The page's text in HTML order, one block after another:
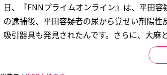
日、『FNNプライムオンライン』は、平田
の逮捕後、平田容疑者の尿から覚せい剤陽
吸引器具も発見されたんです。さらに、大麻